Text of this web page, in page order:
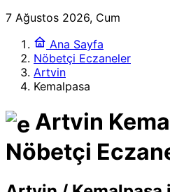
7 Ağustos 2026, Cum
Ana Sayfa
Nöbetçi Eczaneler
Artvin
Kemalpasa
Artvin
Nöbetçi